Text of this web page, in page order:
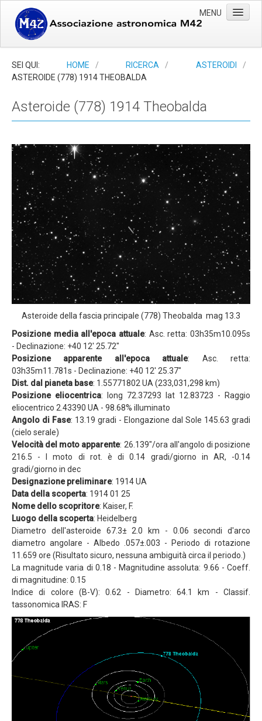
MENU
Associazione
Photo gallery
Ricerca
SEI QUI: HOME / RICERCA / ASTEROIDI
/
ASTEROIDE (778) 1914 THEOBALDA
Asteroide (778) 1914 Theobalda
Asteroide della fascia principale (778) Theobalda mag 13.3
Posizione media all'epoca attuale: Asc. retta: 03h35m10.095s
- Declinazione: +40 12' 25.72"
Posizione apparente all'epoca attuale: Asc. retta:
03h35m11.781s - Declinazione: +40 12' 25.37"
Dist. dal pianeta base: 1.55771802 UA (233,031,298 km)
Posizione eliocentrica: long 72.37293 lat 12.83723 - Raggio
eliocentrico 2.43390 UA - 98.68% illuminato
Angolo di Fase: 13.19 gradi - Elongazione dal Sole 145.63 gradi
(cielo serale)
Velocità del moto apparente: 26.139"/ora all'angolo di posizione
216.5 - l moto di rot. è di 0.14 gradi/giorno in AR, -0.14
gradi/giorno in dec
Designazione preliminare: 1914 UA
Data della scoperta: 1914 01 25
Nome dello scopritore: Kaiser, F.
Luogo della scoperta: Heidelberg
Diametro dell'asteroide 67.3± 2.0 km - 0.06 secondi d'arco
diametro angolare - Albedo .057±.003 - Periodo di rotazione
11.659 ore (Risultato sicuro, nessuna ambiguità circa il periodo.)
La magnitude varia di 0.18 - Magnitudine assoluta: 9.66 - Coeff.
di magnitudine: 0.15
Indice di colore (B-V): 0.62 - Diametro: 64.1 km - Classif.
tassonomica IRAS: F